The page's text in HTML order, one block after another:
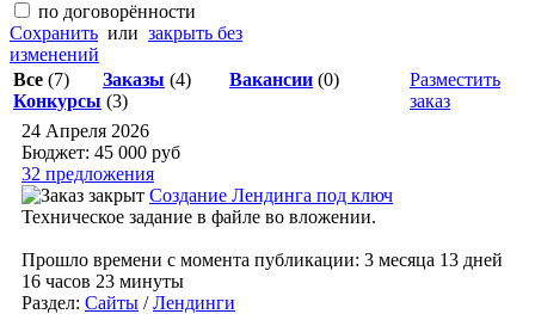
по договорённости
Сохранить или закрыть без
изменений
Все (7) Заказы (4) Вакансии (0)
Конкурсы (3)
Разместить
заказ
24 Апреля 2026
Бюджет: 45 000 руб
32 предложения
Создание Лендинга под ключ
Техническое задание в файле во вложении.
Прошло времени с момента публикации: 3 месяца 13 дней
16 часов 23 минуты
Раздел: Сайты /Лендинги